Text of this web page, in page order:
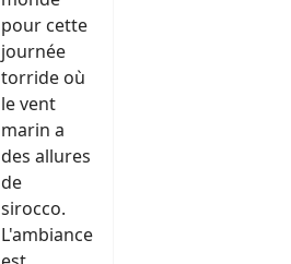
pour cette
journée
torride où
le vent
marin a
des allures
de
sirocco.
L'ambiance